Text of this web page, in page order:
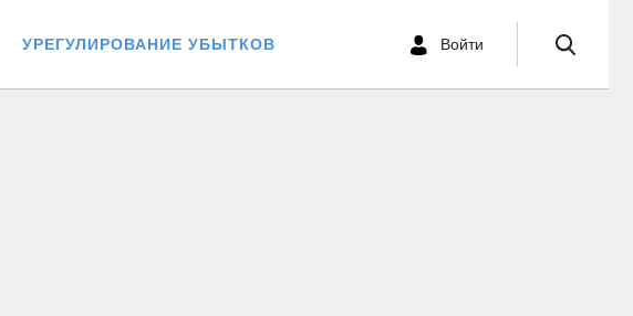
УРЕГУЛИРОВАНИЕ УБЫТКОВ Войти